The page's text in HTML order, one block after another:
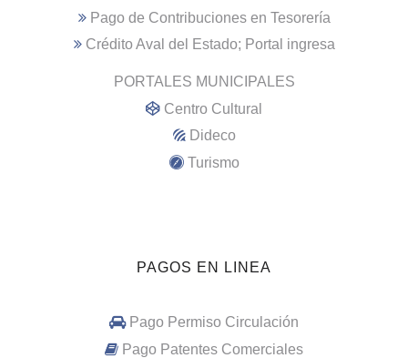
Pago de Contribuciones en Tesorería
Crédito Aval del Estado; Portal ingresa
PORTALES MUNICIPALES
Centro Cultural
Dideco
Turismo
PAGOS EN LINEA
Pago Permiso Circulación
Pago Patentes Comerciales